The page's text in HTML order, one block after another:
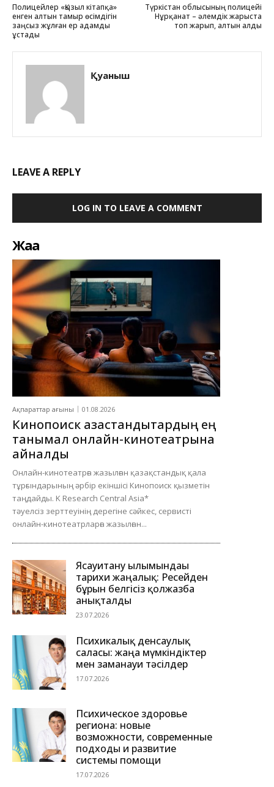
Полицейлер «Қызыл кітапқа»
енген алтын тамыр өсімдігін
заңсыз жұлған ер адамды
ұстады
Түркістан облысының полицейі
Нұрқанат – әлемдік жарыста
топ жарып, алтын алды
Қуаныш
LEAVE A REPLY
LOG IN TO LEAVE A COMMENT
Жаңа
Ақпараттар ағыны 01.08.2026
Кинопоиск қазақстандықтардың ең
танымал онлайн-кинотеатрына
айналды
Онлайн-кинотеатрға жазылған қазақстандық қала
тұрғындарының әрбір екіншісі Кинопоиск қызметін
таңдайды. K Research Central Asia*
тәуелсіз зерттеуінің дерегіне сәйкес, сервисті
онлайн-кинотеатрларға жазылған...
Ясауитану ғылымындағы
тарихи жаңалық: Ресейден
бұрын белгісіз қолжазба
анықталды
23.07.2026
Психикалық денсаулық
саласы: жаңа мүмкіндіктер
мен заманауи тәсілдер
17.07.2026
Психическое здоровье
региона: новые
возможности, современные
подходы и развитие
системы помощи
17.07.2026